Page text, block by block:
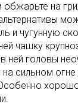
обжарьте на
и чугунную
чашку
в ней головы
сильном огне